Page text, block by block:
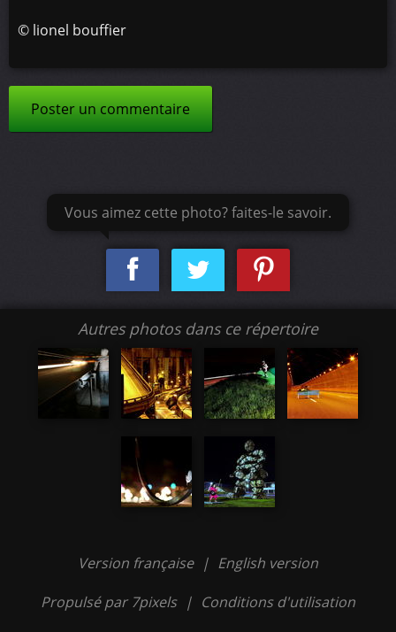
© lionel bouffier
Poster un commentaire
Vous aimez cette photo? faites-le savoir.
Autres photos dans ce répertoire
Version française | English version
Propulsé par 7pixels | Conditions d'utilisation